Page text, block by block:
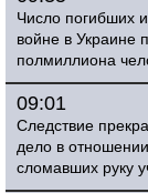
Число погибших
войне в Украине
полмиллиона
09:01
Следствие
дело в
сломавших руку